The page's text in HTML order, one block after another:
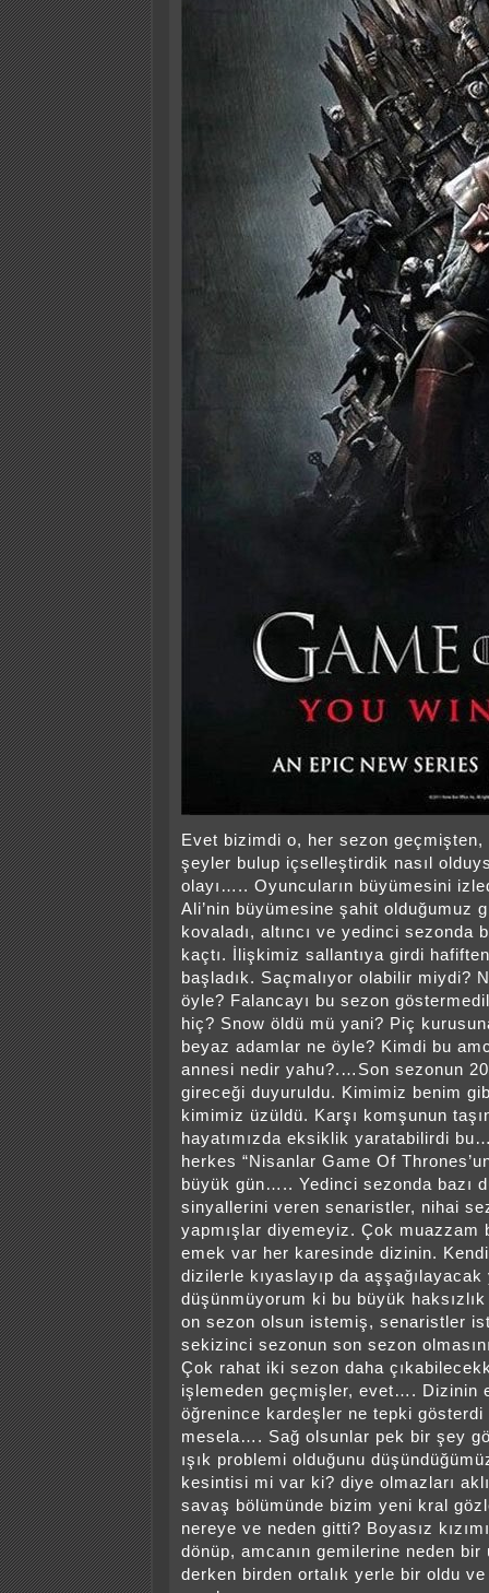
Evet bizimdi o, her sezon geçmişten,
şeyler bulup içselleştirdik nasıl
olayı….. Oyuncuların büyümesini
Ali’nin büyümesine şahit olduğumuz
kovaladı, altıncı ve yedinci sezonda
kaçtı. İlişkimiz sallantıya girdi
başladık. Saçmalıyor olabilir miydi?
öyle? Falancayı bu sezon
hiç? Snow öldü mü yani? Piç
beyaz adamlar ne öyle? Kimdi bu
annesi nedir yahu?.…Son sezonun
gireceği duyuruldu. Kimimiz benim
kimimiz üzüldü. Karşı komşunun
hayatımızda eksiklik yaratabilirdi
herkes “Nisanlar Game Of
büyük gün….. Yedinci sezonda bazı
sinyallerini veren senaristler, nihai
yapmışlar diyemeyiz. Çok muazzam
emek var her karesinde dizinin. Kendi
dizilerle kıyaslayıp da
düşünmüyorum ki bu büyük
on sezon olsun istemiş, senaristler
sekizinci sezonun son sezon
Çok rahat iki sezon daha
işlemeden geçmişler, evet…. Dizinin
öğrenince kardeşler ne tepki
mesela…. Sağ olsunlar pek bir şey
ışık problemi olduğunu
kesintisi mi var ki? diye olmazları
savaş bölümünde bizim yeni kral
nereye ve neden gitti? Boyasız
dönüp, amcanın gemilerine neden bir
derken birden ortalık yerle bir oldu ve